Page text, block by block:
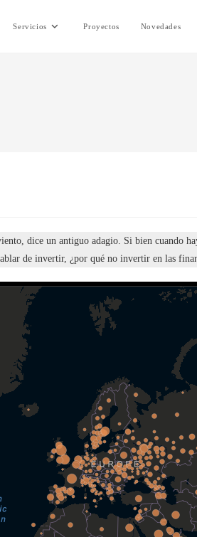
Servicios Proyectos Novedades
dice un antiguo adagio. Si bien cuando
de invertir, ¿por qué no invertir en las